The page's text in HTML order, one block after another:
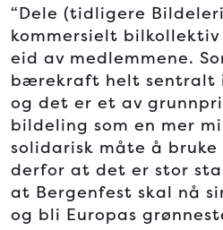
“Dele (tidligere
kommersielt
eid av medlemmene.
bærekraft helt sentralt
og det er et av
bildeling som en mer
solidarisk måte å bruke
derfor at det er stor
at Bergenfest skal nå
og bli Europas